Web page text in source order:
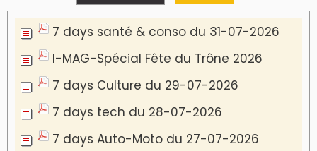
7 days santé & conso du 31-07-2026
I-MAG-Spécial Fête du Trône 2026
7 days Culture du 29-07-2026
7 days tech du 28-07-2026
7 days Auto-Moto du 27-07-2026